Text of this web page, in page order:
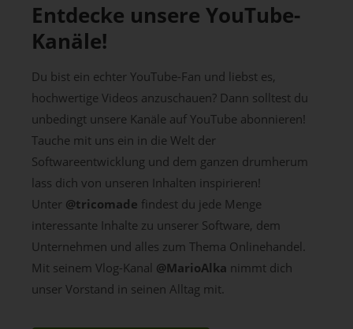
Entdecke unsere YouTube-
Kanäle!
Du bist ein echter YouTube-Fan und liebst es,
hochwertige Videos anzuschauen? Dann solltest du
unbedingt unsere Kanäle auf YouTube abonnieren!
Tauche mit uns ein in die Welt der
Softwareentwicklung und dem ganzen drumherum
lass dich von unseren Inhalten inspirieren!
Unter @tricomade findest du jede Menge
interessante Inhalte zu unserer Software, dem
Unternehmen und alles zum Thema Onlinehandel.
Mit seinem Vlog-Kanal @MarioAlka nimmt dich
unser Vorstand in seinen Alltag mit.